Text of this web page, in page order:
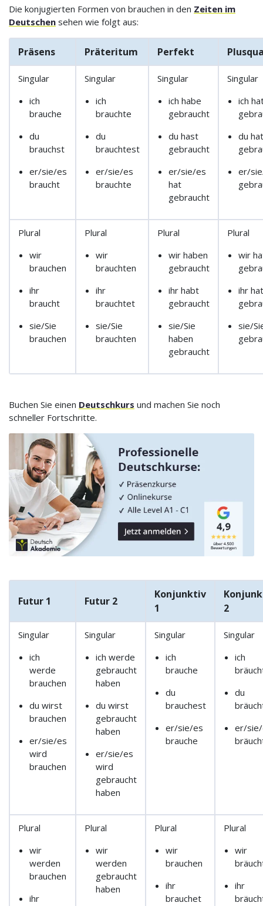
Die konjugierten Formen von brauchen in den Zeiten im
Deutschen sehen wie folgt aus:
Präsens Präteritum Perfekt
Singular
ich
brauche
du
brauchst
er/sie/es
braucht
Singular
ich
brauchte
du
brauchtest
er/sie/es
brauchte
Singular
ich habe
gebraucht
du hast
gebraucht
er/sie/es
hat
gebraucht
Singular
ich
du
er/
Plural
wir
brauchen
ihr
braucht
sie/Sie
brauchen
Plural
wir
brauchten
ihr
brauchtet
sie/Sie
brauchten
Plural
wir haben
gebraucht
ihr habt
gebraucht
sie/Sie
haben
gebraucht
Plural
wir
ihr
sie/
Buchen Sie einen Deutschkurs und machen Sie noch
schneller Fortschritte.
Futur 1 Futur 2
Konjunktiv
1
2
Singular
ich
werde
brauchen
du wirst
brauchen
er/sie/es
wird
brauchen
Singular
ich werde
gebraucht
haben
du wirst
gebraucht
haben
er/sie/es
wird
gebraucht
haben
Singular
ich
brauche
du
brauchest
er/sie/es
brauche
Singular
ich
du
er/
Plural
wir
werden
brauchen
ihr
Plural
wir
werden
gebraucht
haben
Plural
wir
brauchen
ihr
brauchet
Plural
wir
ihr